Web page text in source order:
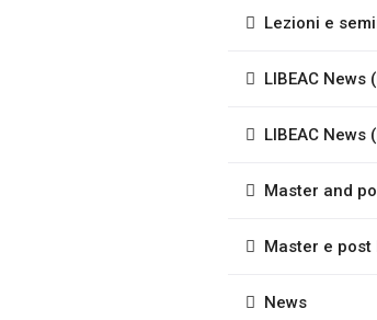
Lezioni e
LIBEAC News
LIBEAC News
Master and
Master e post
News